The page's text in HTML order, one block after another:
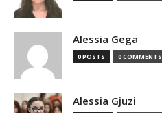
Alessia Gega
0 POSTS 0 COMMENTS
Alessia Gjuzi